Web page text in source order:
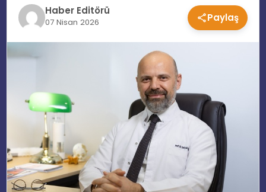
EĞITIM
Haber Editörü
07 Nisan 2026 Paylaş